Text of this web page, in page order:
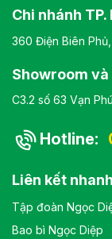
Chi nhánh TP.
360 Điện Biên
Showroom và
C3.2 số 63 Vạn
Hotline:
Liên kết nhanh
Tập đoàn Ngọc
Bao bì Ngọc Diệp